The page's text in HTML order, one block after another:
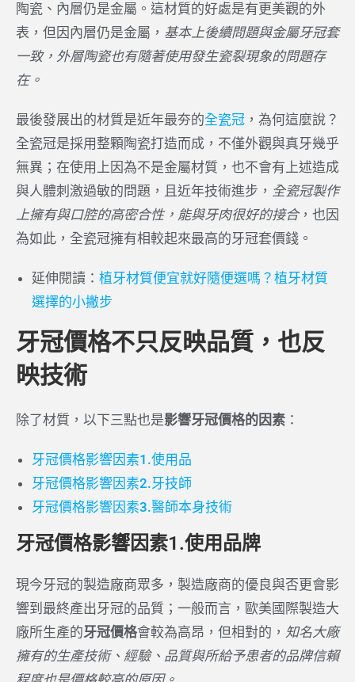
陶瓷、內層仍是金屬。這材質的好處是有更美觀的外
表，但因內層仍是金屬， 基本上後續問題與金屬牙冠套
一致，外層陶瓷也有隨著使用發生瓷裂現象的問題存
在。
最後發展出的材質是近年最夯的全瓷冠 ，為何這麼說？
全瓷冠是採用整顆陶瓷打造而成，不僅外觀與真牙幾乎
無異；在使用上因為不是金屬材質，也不會有上述造成
與人體刺激過敏的問題，且近年技術進步， 全瓷冠製作
上擁有與口腔的高密合性，能與牙肉很好的接合，也因
為如此，全瓷冠擁有相較起來最高的牙冠套價錢。
延伸閱讀： 植牙材質便宜就好隨便選嗎？植牙材質
選擇的小撇步
牙冠價格不只反映品質，也反
映技術
除了材質，以下三點也是影響牙冠價格的因素 ：
牙冠價格影響因素1.使用品
牙冠價格影響因素2.牙技師
牙冠價格影響因素3.醫師本身技術
牙冠價格影響因素1.使用品牌
現今牙冠的製造廠商眾多，製造廠商的優良與否更會影
響到最終產出牙冠的品質；一般而言，歐美國際製造大
廠所生產的牙冠價格會較為高昂，但相對的， 知名大廠
擁有的生產技術、經驗、品質與所給予患者的品牌信賴